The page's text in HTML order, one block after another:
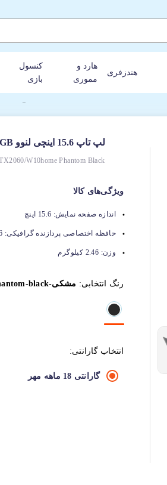
هندزفری
هارد و
مموری
کنسول
بازی
لپ تاپ 15.6 اینچی لنوو Lenovo legion 5 15IMH05H i7-16GB-1T+512SSD-6GB
W10home Phantom Black
ویژگی‌های کالا
اندازه صفحه نمایش: 15.6 اینچ
حافظه اختصاصی پردازنده گرافیکی:
وزن: 2.46 کیلوگرم
رنگ انتخابی: مشکی-phantom-black
انتخاب گارانتی:
گارانتی 18 ماهه مهر